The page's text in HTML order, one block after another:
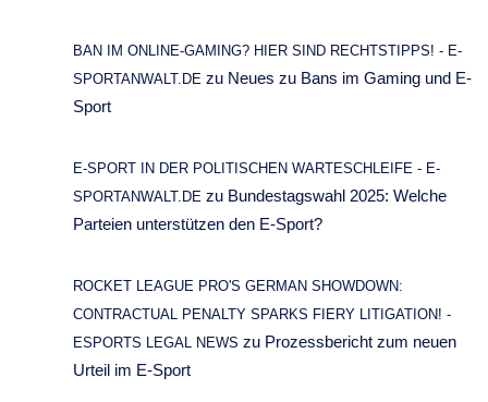
BAN IM ONLINE-GAMING? HIER SIND RECHTSTIPPS! - E-
SPORTANWALT.DE zu Neues zu Bans im Gaming und E-
Sport
E-SPORT IN DER POLITISCHEN WARTESCHLEIFE - E-
SPORTANWALT.DE zu Bundestagswahl 2025: Welche
Parteien unterstützen den E-Sport?
ROCKET LEAGUE PRO'S GERMAN SHOWDOWN:
CONTRACTUAL PENALTY SPARKS FIERY LITIGATION! -
ESPORTS LEGAL NEWS zu Prozessbericht zum neuen
Urteil im E-Sport